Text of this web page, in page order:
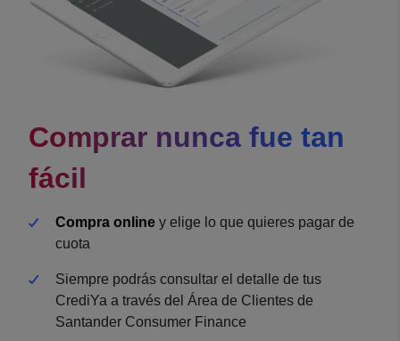
Comprar nunca fue tan
fácil
Compra online y elige lo que quieres pagar de
cuota
Siempre podrás consultar el detalle de tus
CrediYa a través del Área de Clientes de
Santander Consumer Finance